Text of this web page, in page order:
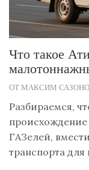
Что такое
ОТ МАКСИМ
Разбираемся,
происхождение
ГАЗелей,
транспорта для